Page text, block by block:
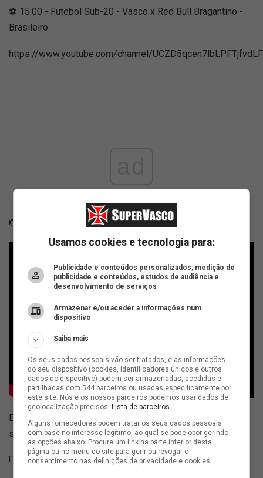
⚽ 15:00 - Futebol Sub-20 - Vasco x Red Bull Bragantino -
Brasileiro
https://www.youtube.com/channel/
🥅 16:00 - Futsal - Vasco x Apodi - LNF Silver - LNFTV
Esta notícia poderá ser atualizada ao longo do dia caso
surjam novas transmissões.
Fonte:NetVasco
Usamos cookies e tecnologia para:
Publicidade e conteúdos personalizados, medição de
publicidade e conteúdos, estudos de audiência e
desenvolvimento de serviços
Armazenar e/ou aceder a informações num
dispositivo
Saiba mais
Os seus dados pessoais vão ser tratados, e as informações
do seu dispositivo (cookies, identificadores únicos e outros
dados do dispositivo) podem ser armazenadas, acedidas e
partilhadas com 544 parceiros ou usadas especificamente por
este site. Nós e os nossos parceiros podemos usar dados de
geolocalização precisos.Lista de parceiros.
Alguns fornecedores podem tratar os seus dados pessoais
com base no interesse legítimo, ao qual se pode opor gerindo
as opções abaixo. Procure um link na parte inferior desta
página ou no menu do site para gerir ou revogar o
consentimento nas definições de privacidade e cookies.